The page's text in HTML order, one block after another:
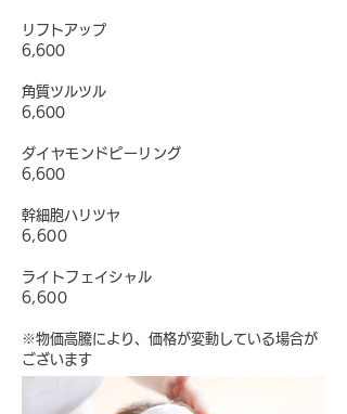
リフトアップ
6,600
角質ツルツル
6,600
ダイヤモンドピーリング
6,600
幹細胞ハリツヤ
6,600
ライトフェイシャル
6,600
※物価高騰により、価格が変動している場合が
ございます